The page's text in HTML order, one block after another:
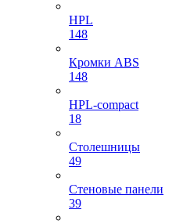
HPL
148
Кромки ABS
148
HPL-compact
18
Столешницы
49
Стеновые панели
39